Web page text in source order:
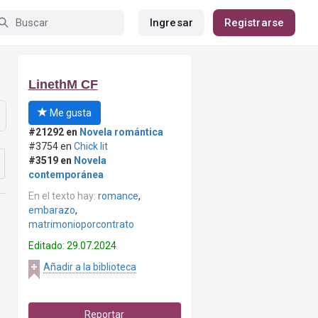
Ingresar Registrarse
LinethM CF
Me gusta
#21292 en Novela romántica
#3754 en Chick lit
#3519 en Novela
contemporánea
En el texto hay: romance,
embarazo,
matrimonioporcontrato
Editado: 29.07.2024
Añadir a la biblioteca
Reportar